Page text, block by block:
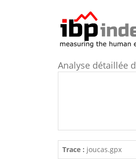
Analyse détaillée
Trace : joucas.gpx